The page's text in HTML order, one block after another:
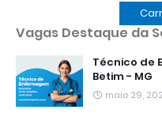
Vagas Destaque da
Técnico de
Betim - MG
maio 29,